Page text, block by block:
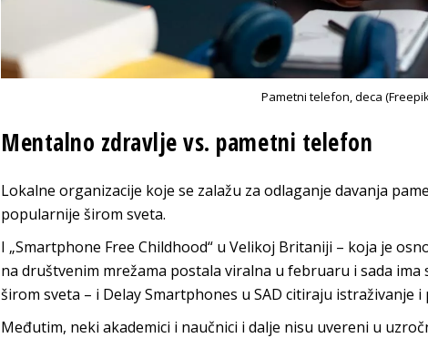
Pametni telefon, deca
Mentalno zdravlje vs. pametni telefon
Lokalne organizacije koje se zalažu za odlaganje davanja
popularnije širom sveta.
I „Smartphone Free Childhood“ u Velikoj Britaniji – koja je
na društvenim mrežama postala viralna u februaru i sada
širom sveta – i Delay Smartphones u SAD citiraju istraživanje
Međutim, neki akademici i naučnici i dalje nisu uvereni u